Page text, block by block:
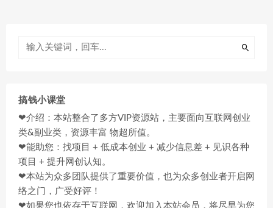
搞钱小课堂
❤介绍：本站整合了多方VIP资源站，主要面向互联网创业
类&副业类，资源丰富 物超所值。
❤能助您：找项目 + 低成本创业 + 减少信息差 + 见识各种
项目 + 提升网创认知。
❤本站为众多团队提供了重要价值，也为众多创业者开启网
络之门，广受好评！
❤如果您也依存于互联网，欢迎加入本站会员，将尽早为您